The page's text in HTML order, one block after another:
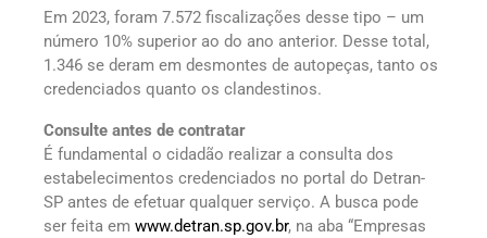
Em 2023, foram 7.572 fiscalizações desse tipo – um
número 10% superior ao do ano anterior. Desse total,
1.346 se deram em desmontes de autopeças, tanto os
credenciados quanto os clandestinos.
Consulte antes de contratar
É fundamental o cidadão realizar a consulta dos
estabelecimentos credenciados no portal do Detran-
SP antes de efetuar qualquer serviço. A busca pode
ser feita em www.detran.sp.gov.br, na aba “Empresas